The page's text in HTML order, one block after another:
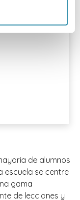
de alumnos
escuela se centre
gama
de lecciones y